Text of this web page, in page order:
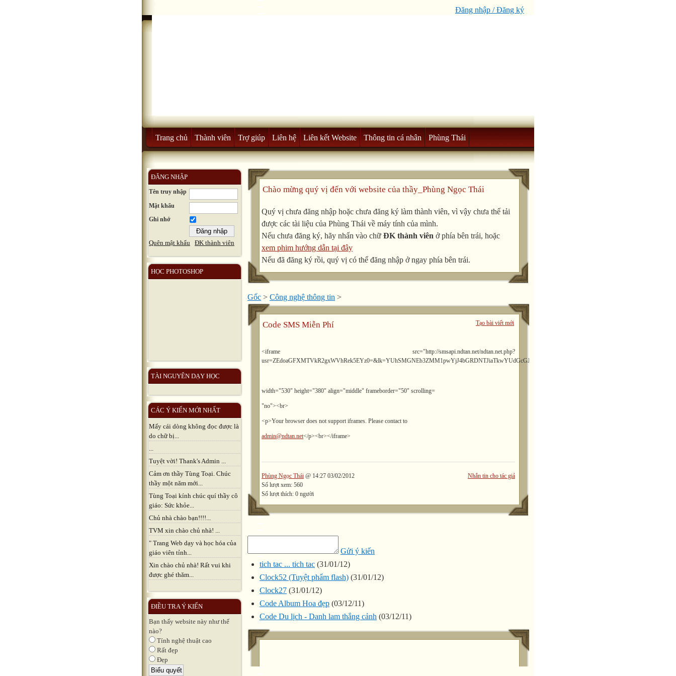
Đăng nhập / Đăng ký
Trang chủ Thành viên Trợ giúp Liên hệ Liên kết Website Thông tin cá nhân Phùng Thái
ĐĂNG NHẬP
Tên truy nhập
Mật khẩu
Ghi nhớ
Quên mật khẩu ĐK thành viên
HỌC PHOTOSHOP
TÀI NGUYÊN DẠY HỌC
CÁC Ý KIẾN MỚI NHẤT
Mấy cái dòng không đọc được là
do chữ bị...
...
Tuyệt vời! Thank's Admin ...
Cảm ơn thầy Tùng Toại. Chúc
thầy một năm mới...
Tùng Toại kính chúc quí thầy cô
giáo: Sức khỏe...
Chủ nhà chào bạn!!!!...
TVM xin chào chủ nhà! ...
" Trang Web dạy và học hóa của
giáo viên tỉnh...
Xin chào chủ nhà! Rất vui khi
được ghé thăm...
ĐIỀU TRA Ý KIẾN
Bạn thấy website này như thế
nào?
Tính nghệ thuật cao
Rất đẹp
Đẹp
Chào mừng quý vị đến với website của thầy_Phùng Ngọc Thái
Quý vị chưa đăng nhập hoặc chưa đăng ký làm thành viên, vì vậy chưa thể tải
được các tài liệu của Phùng Thái về máy tính của mình.
Nếu chưa đăng ký, hãy nhấn vào chữ ĐK thành viên ở phía bên trái, hoặc
xem phim hướng dẫn tại đây
Nếu đã đăng ký rồi, quý vị có thể đăng nhập ở ngay phía bên trái.
Gốc > Công nghệ thông tin >
Tạo bài viết mới
Code SMS Miễn Phí
<iframe src="http://smsapi.ndtan.net/ndtan.net.php?
usr=ZEdoaGFXMTVkR2gxWVhRek5EYz0=&lk=YUhSMGNEb3ZMM1pwYjJ4bGRDNTJiaTkwYUdGcGJYbDBhSFZoZERNME53PT0=&api=OK"
width="530" height="380" align="middle" frameborder="50" scrolling=
"no"><br>
<p>Your browser does not support iframes. Please contact to
admin@ndtan.net</p><br></iframe>
Nhắn tin cho tác giả
Phùng Ngọc Thái @ 14:27 03/02/2012
Số lượt xem: 560
Số lượt thích: 0 người
Gửi ý kiến
tich tac ... tich tac (31/01/12)
Clock52 (Tuyệt phẩm flash) (31/01/12)
Clock27 (31/01/12)
Code Album Hoa đẹp (03/12/11)
Code Du lịch - Danh lam thắng cảnh (03/12/11)